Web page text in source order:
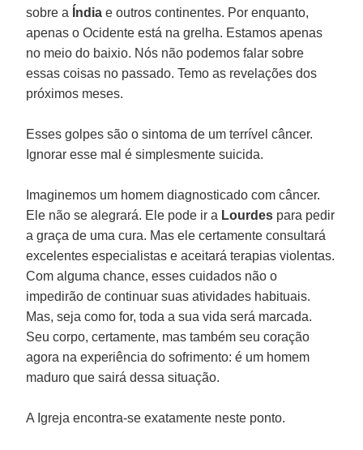
sobre a Índia e outros continentes. Por enquanto,
apenas o Ocidente está na grelha. Estamos apenas
no meio do baixio. Nós não podemos falar sobre
essas coisas no passado. Temo as revelações dos
próximos meses.
Esses golpes são o sintoma de um terrível câncer.
Ignorar esse mal é simplesmente suicida.
Imaginemos um homem diagnosticado com câncer.
Ele não se alegrará. Ele pode ir a Lourdes para pedir
a graça de uma cura. Mas ele certamente consultará
excelentes especialistas e aceitará terapias violentas.
Com alguma chance, esses cuidados não o
impedirão de continuar suas atividades habituais.
Mas, seja como for, toda a sua vida será marcada.
Seu corpo, certamente, mas também seu coração
agora na experiência do sofrimento: é um homem
maduro que sairá dessa situação.
A Igreja encontra-se exatamente neste ponto.